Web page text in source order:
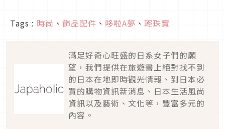
Tags : 時尚 、 飾品配件 、 哆啦A夢 、 輕珠寶
滿足好奇心旺盛的日系女子們的願
望，我們提供在旅遊書上絕對找不到
的日本在地即時觀光情報、到日本必
買的購物資訊新消息、日本生活風尚
資訊以及藝術、文化等，豐富多元的
內容。